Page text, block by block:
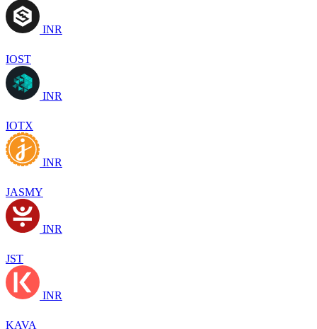
INR
IOST
INR
IOTX
INR
JASMY
INR
JST
INR
KAVA